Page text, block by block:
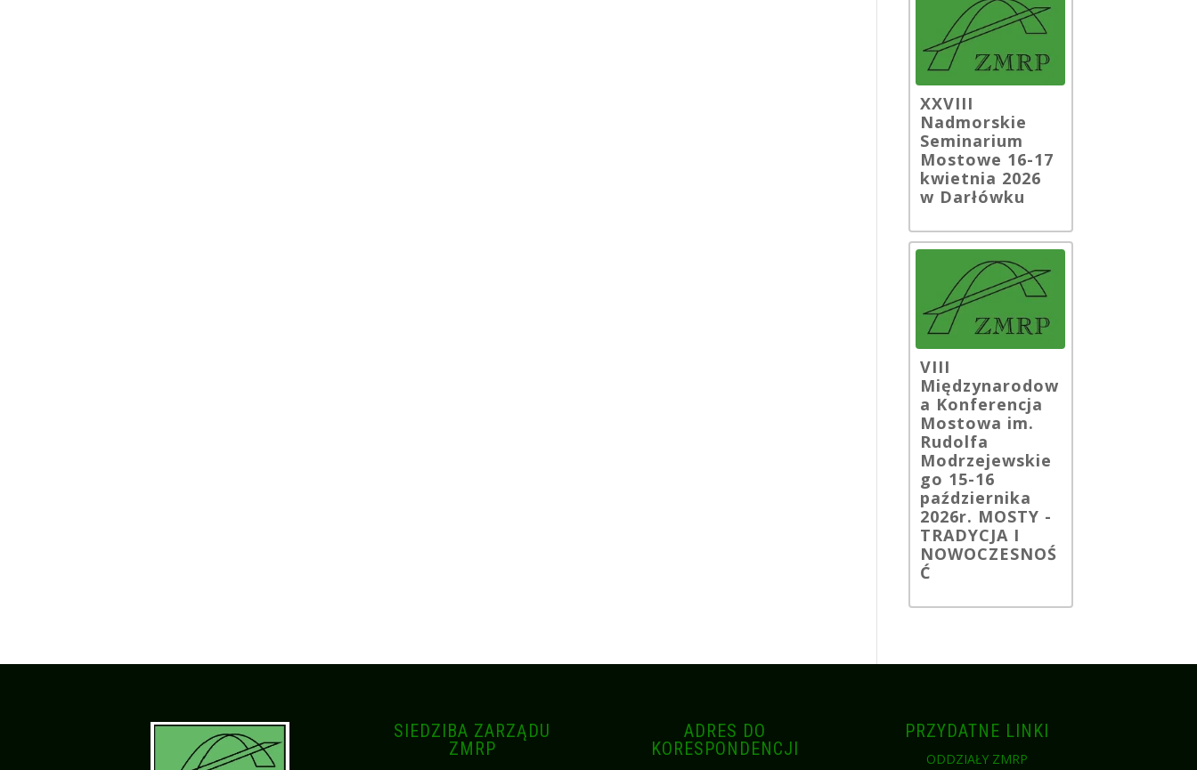
XXVIII
Nadmorskie
Seminarium
Mostowe 16-17
kwietnia 2026
w Darłówku
VIII
Międzynarodow
a Konferencja
Mostowa im.
Rudolfa
Modrzejewskie
go 15-16
października
2026r. MOSTY -
TRADYCJA I
NOWOCZESNOŚ
Ć
SIEDZIBA ZARZĄDU
ZMRP
ADRES DO
KORESPONDENCJI
PRZYDATNE LINKI
ODDZIAŁY ZMRP